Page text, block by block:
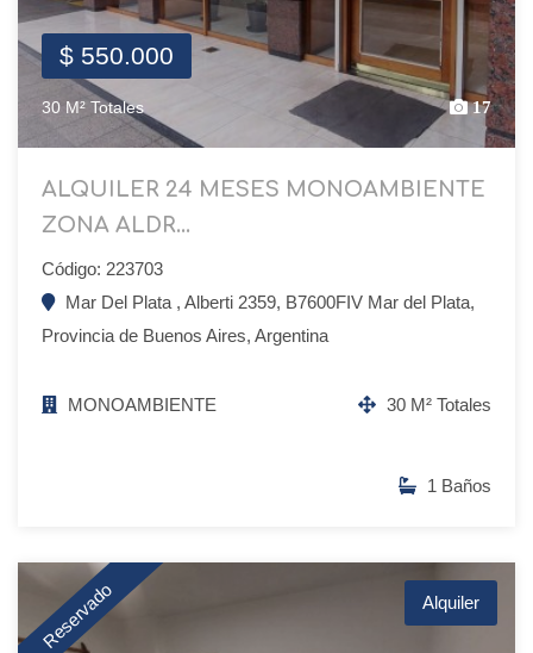
$ 550.000
30 M² Totales 17
ALQUILER 24 MESES MONOAMBIENTE
ZONA ALDR...
Código: 223703
Mar Del Plata , Alberti 2359, B7600FIV Mar del Plata,
Provincia de Buenos Aires, Argentina
MONOAMBIENTE 30 M² Totales
1 Baños
Reservado Alquiler